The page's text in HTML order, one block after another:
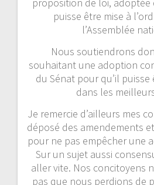
puisse être mise à
l’Assemblée
Nous soutiendrons
souhaitant une adoption
du Sénat pour qu’il
dans les
Je remercie d’ailleurs mes
déposé des amendements
pour ne pas empêcher une
Sur un sujet aussi
aller vite. Nos concitoyens
pas que nous perdions de